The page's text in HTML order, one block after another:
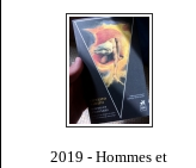
2019 - Hommes et